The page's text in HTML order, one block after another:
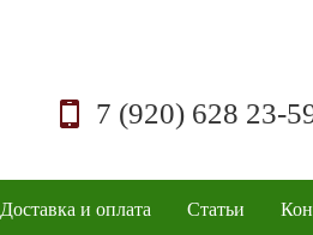
7 (920) 628 23-
Доставка и оплата Статьи